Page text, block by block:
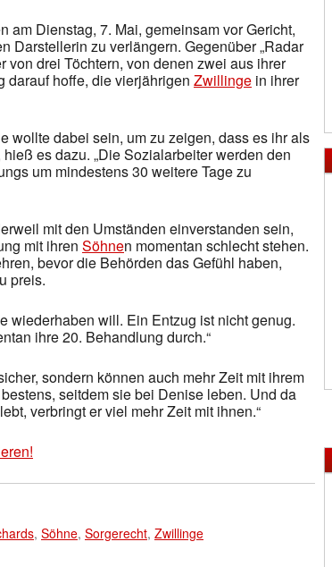
am Dienstag, 7. Mai, gemeinsam vor Gericht,
Darstellerin zu verlängern. Gegenüber „Radar
von drei Töchtern, von denen zwei aus ihrer
darauf hoffe, die vierjährigen Zwillinge in ihrer
wollte dabei sein, um zu zeigen, dass es ihr als
es dazu. „Die Sozialarbeiter werden den
um mindestens 30 weitere Tage zu
mit den Umständen einverstanden sein,
mit ihren Söhnen momentan schlecht stehen.
bevor die Behörden das Gefühl haben,
preis.
wiederhaben will. Ein Entzug ist nicht genug.
ihre 20. Behandlung durch.“
sondern können auch mehr Zeit mit ihrem
seitdem sie bei Denise leben. Und da
verbringt er viel mehr Zeit mit ihnen.“
, Söhne, Sorgerecht, Zwillinge